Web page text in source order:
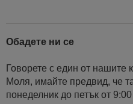
Обадете ни се
Говорете с един от нашите
Моля, имайте предвид, че
понеделник до петък от